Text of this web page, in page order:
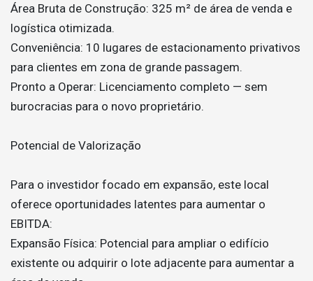
Área Bruta de Construção: 325 m² de área de venda e
logística otimizada.
Conveniência: 10 lugares de estacionamento privativos
para clientes em zona de grande passagem.
Pronto a Operar: Licenciamento completo — sem
burocracias para o novo proprietário.
Potencial de Valorização
Para o investidor focado em expansão, este local
oferece oportunidades latentes para aumentar o
EBITDA:
Expansão Física: Potencial para ampliar o edifício
existente ou adquirir o lote adjacente para aumentar a